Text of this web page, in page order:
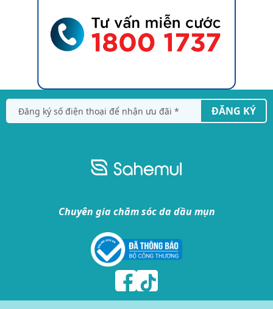
ĐĂNG KÝ
Chuyên gia chăm sóc da dầu mụn